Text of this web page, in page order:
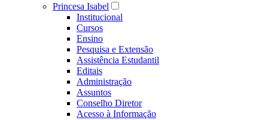
Princesa Isabel
Institucional
Cursos
Ensino
Pesquisa e Extensão
Assistência Estudantil
Editais
Administração
Assuntos
Conselho Diretor
Acesso à Informação